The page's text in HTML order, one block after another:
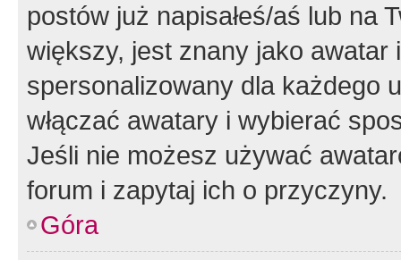
postów już napisałeś/aś lub na
większy, jest znany jako
spersonalizowany dla każdego
włączać awatary i wybierać
Jeśli nie możesz używać
forum i zapytaj ich o przyczyny.
Góra